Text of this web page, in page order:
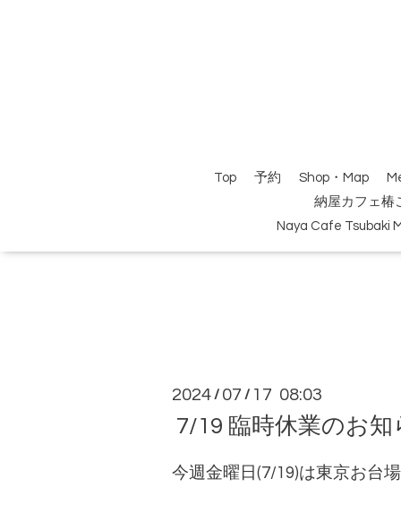
Top 予約 Shop・Map
納屋カフェ椿
Naya Cafe Tsubaki
2024 / 07 / 17 08:03
7/19 臨時休業のお知
今週金曜日(7/19)は東京お台